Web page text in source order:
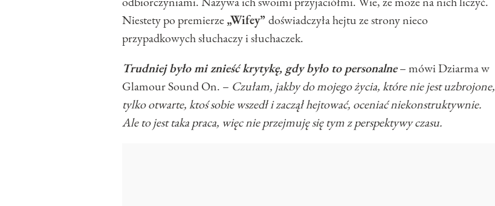
Niestety po premierze„Wifey” doświadczyła hejtu ze strony nieco
przypadkowych słuchaczy i słuchaczek.
Trudniej było mi znieść krytykę, gdy było to personalne– mówi Dziarma w
Glamour Sound On. – Czułam, jakby do mojego życia, które nie jest uzbrojone,
tylko otwarte, ktoś sobie wszedł i zaczął hejtować, oceniać niekonstruktywnie.
Ale to jest taka praca, więc nie przejmuję się tym z perspektywy czasu.